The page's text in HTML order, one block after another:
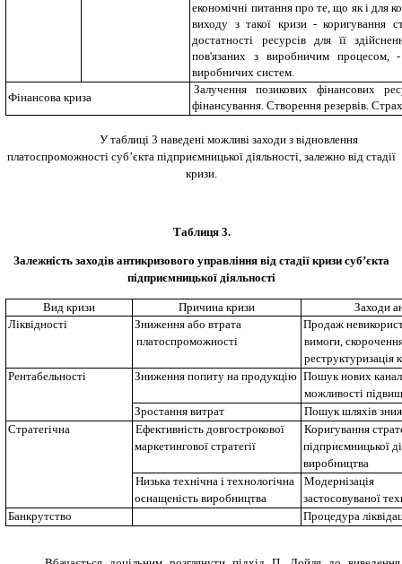
економічні питання про те, що як і для
виходу з такої кризи - коригування
достатності ресурсів для її
пов'язаних з виробничим процесом, -
виробничих систем.
Фінансова криза
Залучення позикових фінансових
фінансування. Створення резервів.
У таблиці 3 наведені можливі заходи з відновлення
платоспроможності суб’єкта підприємницької діяльності, залежно від стадії
кризи.
Таблиця3.
Залежність заходів антикризового управління від стадії кризи суб’єкта
підприємницької діяльності
Вид кризи Причина кризи
Заходи
Ліквідності
Зниження або втрата
платоспроможності
Продаж
вимоги,
реструктуризація
Рентабельності Зниження попиту на продукцію Пошук нових
можливості
Зростання витрат
Пошук шляхів
Стратегічна
Ефективність довгострокової
маркетингової стратегії
Коригування
підприємницької
виробництва
Низька технічна і технологічна
оснащеність виробництва
Модернізація
застосовуваної
Банкрутство
Процедура